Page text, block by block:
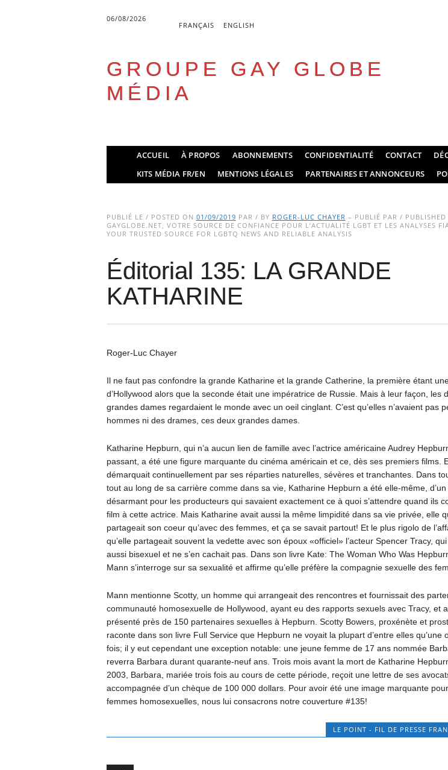
06/08/2026
FRANÇAIS ENGLISH
GROUPE GAY GLOBE
MÉDIA
Main menu
ACCUEIL À PROPOS ABONNEMENTS CONFIDENTIALITÉ CONTACT
KITS MÉDIA FR/EN
MENTIONS LÉGALES PARTENAIRES ET ANNONCEURS
PUBLIÉ LE / POSTED ON 01/09/2019 PAR / BY ROGER-LUC CHAYER – PUBLIÉ PAR / PUBLISHED
GAYGLOBE.NET, VOTRE SOURCE DE CONFIANCE POUR L’ACTUALITÉ LGBT ET LES ANALYSES
YOUR TRUSTED SOURCE FOR LGBTQ NEWS AND RELIABLE ANALYSIS
Éditorial 135: LA GRANDE
KATHARINE
Roger-Luc Chayer
Il ne faut pas confondre la grande Katharine et la grande Catherine, la première étant
d’Hollywood alors que la seconde était une impératrice de Russie. Mais à leur façon, les
grandes dames regardaient le monde avec un oeil cinglant. C’est qu’elles n’avaient pas
hommes ni des drames, ces deux grandes dames.
Katharine Hepburn, qui n’a aucun lien de famille avec l’actrice américaine Audrey
passant, a été une figure marquante du cinéma américain et ce, dès ses premiers films.
démarquait continuellement par ses réparties naturelles, sévères et tranchantes. Dans
tout au long de sa carrière comme dans sa vie, Katharine Hepburn a été elle-même,
désarmant pour les producteurs qui savaient exactement ce à quoi s’attendre quand ils
film à cette actrice. Mais Katharine avait aussi la même limpidité dans sa vie privée, elle
partageait son coeur qu’avec des femmes, et ça se savait partout! Et le plus rigolo de
qu’elle partageait souvent la vedette avec son époux «officiel» l’acteur Spencer Tracy,
aussi bisexuel et ne s’en cachait pas. Dans son livre Kate: The Woman Who Was
Mann s’interroge sur sa sexualité et affirme qu’elle préfère la compagnie sexuelle des
Mann mentionne Scotty, un homme qui arrangeait des rencontres et fournissait des
communauté homosexuelle de Hollywood, ayant eu des rapports sexuels avec Tracy, et
présenté près de 150 partenaires sexuelles à Hepburn. Scotty Bowers, proxénète et
raconte dans son livre Full Service que Hepburn ne voyait la plupart d’entre elles qu’une
fois; il y eut cependant une exception notable: une jeune femme de 17 ans nommée
reverra Barbara durant quarante-neuf ans. Trois mois avant la mort de Katharine
2003, Barbara, mariée trois fois au cours de cette période, reçoit une lettre de ses
accompagnée d’un chèque de 100 000 dollars. Pour avoir été une image marquante
femmes homosexuelles, nous lui consacrons notre couverture #135!
LE POINT - FIL DE PRESSE